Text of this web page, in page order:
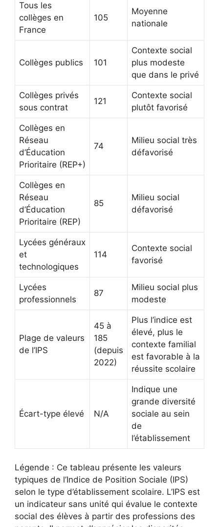
Tous les
collèges en
France
105
Moyenne
nationale
Collèges publics 101
Contexte social
plus modeste
que dans le privé
Collèges privés
sous contrat
121
Contexte social
plutôt favorisé
Collèges en
Réseau
d’Éducation
Prioritaire (REP+)
74
Milieu social très
défavorisé
Collèges en
Réseau
d’Éducation
Prioritaire (REP)
85
Milieu social
défavorisé
Lycées généraux
et
technologiques
114
Contexte social
favorisé
Lycées
professionnels
87
Milieu social plus
modeste
Plage de valeurs
de l’IPS
45 à
185
(depuis
2022)
Plus l’indice est
élevé, plus le
contexte familial
est favorable à la
réussite scolaire
Écart-type élevé N/A
Indique une
grande diversité
sociale au sein
de
l’établissement
Légende : Ce tableau présente les valeurs
typiques de l’Indice de Position Sociale (IPS)
selon le type d’établissement scolaire. L’IPS est
un indicateur sans unité qui évalue le contexte
social des élèves à partir des professions des